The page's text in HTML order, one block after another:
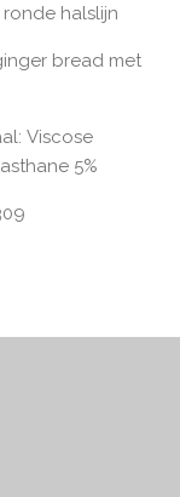
halslijn
bread met
Viscose
5%